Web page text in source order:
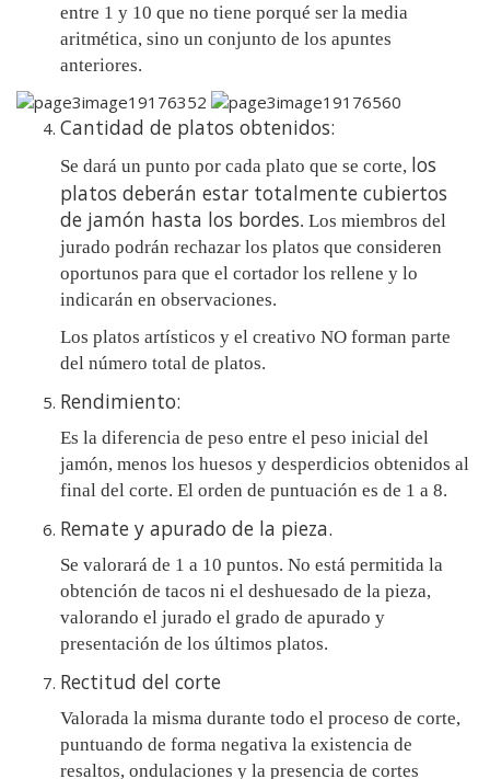
entre 1 y 10 que no tiene porqué ser la media
aritmética, sino un conjunto de los apuntes
anteriores.
Cantidad de platos obtenidos:
Se dará un punto por cada plato que se corte, los
platos deberán estar totalmente cubiertos
de jamón hasta los bordes. Los miembros del
jurado podrán rechazar los platos que consideren
oportunos para que el cortador los rellene y lo
indicarán en observaciones.
Los platos artísticos y el creativo NO forman parte
del número total de platos.
Rendimiento:
Es la diferencia de peso entre el peso inicial del
jamón, menos los huesos y desperdicios obtenidos al
final del corte. El orden de puntuación es de 1 a 8.
Remate y apurado de la pieza.
Se valorará de 1 a 10 puntos. No está permitida la
obtención de tacos ni el deshuesado de la pieza,
valorando el jurado el grado de apurado y
presentación de los últimos platos.
Rectitud del corte
Valorada la misma durante todo el proceso de corte,
puntuando de forma negativa la existencia de
resaltos, ondulaciones y la presencia de cortes